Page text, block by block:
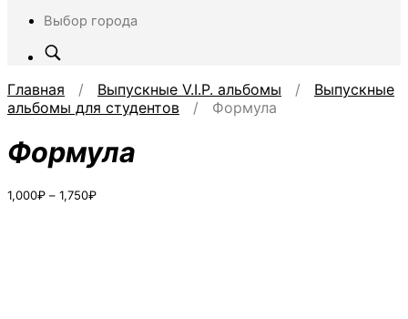
Выбор города
Главная / Выпускные V.I.P. альбомы / Выпускные
альбомы для студентов / Формула
Формула
1,000₽ – 1,750₽Диапазон